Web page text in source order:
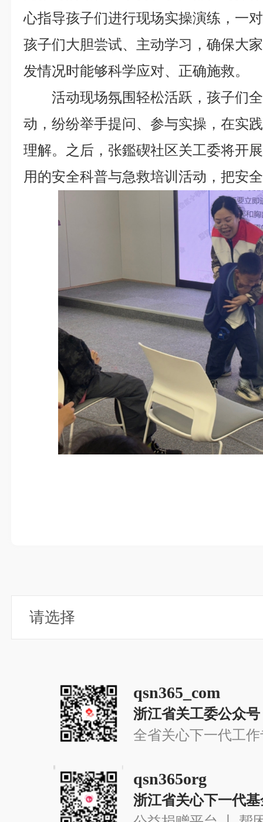
心指导孩子们进行现场实操演练，一
孩子们大胆尝试、主动学习，确保大
发情况时能够科学应对、正确施救。
活动现场氛围轻松活跃，孩子们
动，纷纷举手提问、参与实操，在实
理解。之后，张鑑碶社区关工委将开
用的安全科普与急救培训活动，把安
qsn365_com
浙江省关工委公众号
全省关心下一代工
qsn365org
浙江省关心下一代